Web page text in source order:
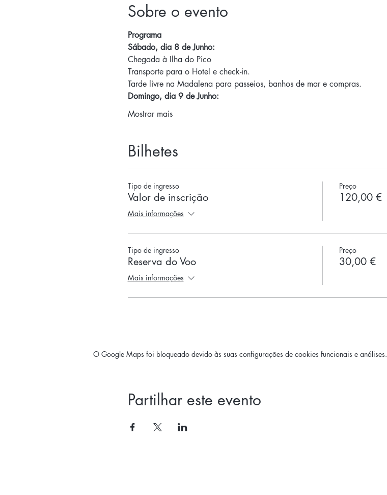
Sobre o evento
Programa
Sábado, dia 8 de Junho:
Chegada à Ilha do Pico
Transporte para o Hotel e check-in.
Tarde livre na Madalena para passeios, banhos de mar e compras.
Domingo, dia 9 de Junho:
Mostrar mais
Bilhetes
Tipo de ingresso
Valor de inscrição
Mais informações
Preço
120,00 €
Tipo de ingresso
Reserva do Voo
Mais informações
Preço
30,00 €
O Google Maps foi bloqueado devido às suas configurações de cookies funcionais e análises.
Partilhar este evento